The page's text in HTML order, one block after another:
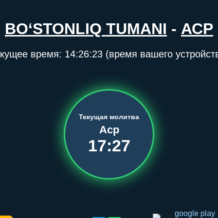
BO‘STONLIQ TUMANI - АСР
время: 14:26:23(время вашего
Текущая молитва
Аср
17:27